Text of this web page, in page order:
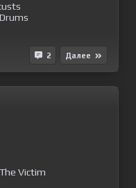
2 Далее